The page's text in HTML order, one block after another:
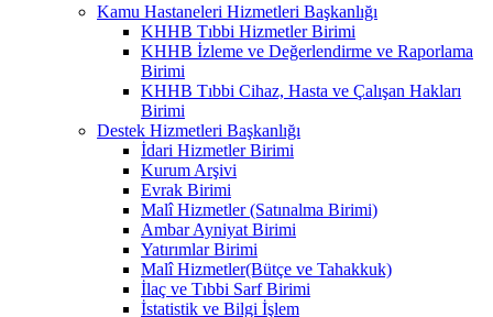
Kamu Hastaneleri Hizmetleri Başkanlığı
KHHB Tıbbi Hizmetler Birimi
KHHB İzleme ve Değerlendirme ve Raporlama
Birimi
KHHB Tıbbi Cihaz, Hasta ve Çalışan Hakları
Birimi
Destek Hizmetleri Başkanlığı
İdari Hizmetler Birimi
Kurum Arşivi
Evrak Birimi
Malî Hizmetler (Satınalma Birimi)
Ambar Ayniyat Birimi
Yatırımlar Birimi
Malî Hizmetler(Bütçe ve Tahakkuk)
İlaç ve Tıbbi Sarf Birimi
İstatistik ve Bilgi İşlem